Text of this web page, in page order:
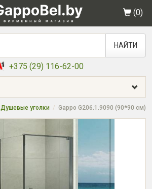
(0)
НАЙТИ
+375 (29) 116-62-00
Душевые уголки Gappo G206.1.9090 (90*90 см)